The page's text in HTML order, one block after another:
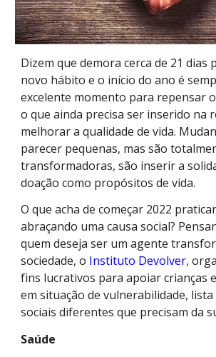
Dizem que demora cerca de 21 dias
novo hábito e o início do ano é
excelente momento para repensar
o que ainda precisa ser inserido na
melhorar a qualidade de vida.
parecer pequenas, mas são
transformadoras, são inserir a
doação como propósitos de vida.
O que acha de começar 2022
abraçando uma causa social?
quem deseja ser um agente
sociedade, o Instituto Devolver,
fins lucrativos para apoiar crianças
em situação de vulnerabilidade, lista
sociais diferentes que precisam da
Saúde